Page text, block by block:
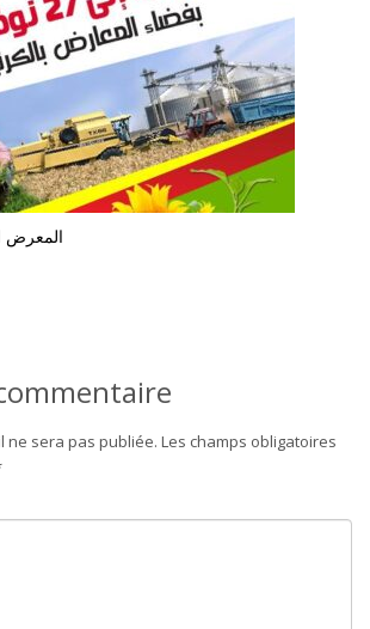
المعرض
ne sera pas publiée. Les champs obligatoires